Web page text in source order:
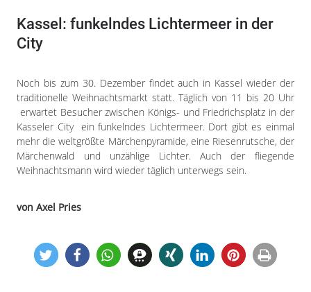
Kassel: funkelndes Lichtermeer in der
City
Noch bis zum 30. Dezember findet auch in Kassel wieder der
traditionelle Weihnachtsmarkt statt. Täglich von 11 bis 20 Uhr
erwartet Besucher zwischen Königs- und Friedrichsplatz in der
Kasseler City ein funkelndes Lichtermeer. Dort gibt es einmal
mehr die weltgrößte Märchenpyramide, eine Riesenrutsche, der
Märchenwald und unzählige Lichter. Auch der fliegende
Weihnachtsmann wird wieder täglich unterwegs sein.
von Axel Pries